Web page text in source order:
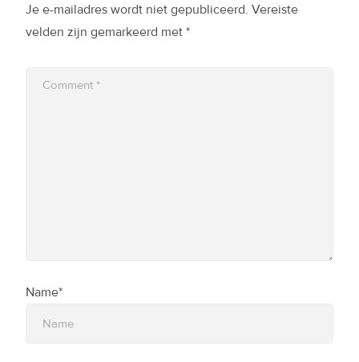
Je e-mailadres wordt niet gepubliceerd. Vereiste
velden zijn gemarkeerd met *
Name*